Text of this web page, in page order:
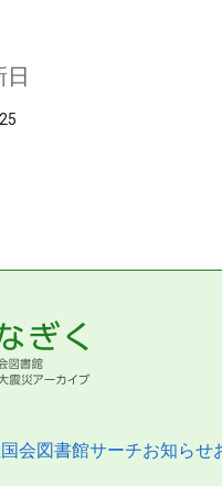
日
会図書館サーチお知らせ